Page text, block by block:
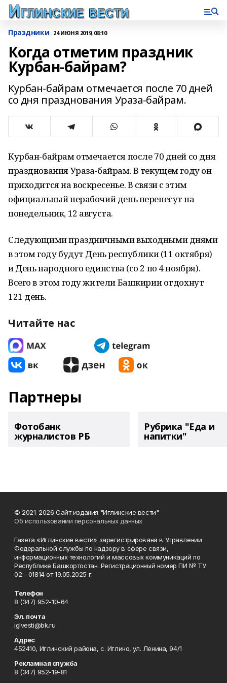
Праздники 24 ИЮНЯ 2019, 08:10
Когда отметим праздник
Курбан-байрам?
Курбан-байрам отмечается после 70 дней
со дня празднования Ураза-байрам.
Курбан-байрам отмечается после 70 дней со дня
празднования Ураза-байрам. В текущем году он
приходится на воскресенье. В связи с этим
официальный нерабочий день перенесут на
понедельник, 12 августа.
Следующими праздничными выходными днями
в этом году будут День республики (11 октября)
и День народного единства (со 2 по 4 ноября).
Всего в этом году жители Башкирии отдохнут
121 день.
Читайте нас
Партнеры
Фотобанк
журналистов РБ
Рубрика "Еда и
напитки"
© 2021-2026 Сайт издания "Иглинские вести"
Об использовании персональных данных
Газета «Иглинские вести» зарегистрирована в Управлении
Федеральной службы по надзору в сфере связи,
информационных технологий и массовых коммуникаций по
Республике Башкортостан. Регистрационный номер ПИ № ТУ
02 - 01814 от 19.05.2025 г.
Телефон
8 (347) 952-10-64
Эл. почта
iglvesti@bk.ru
Адрес
452410, Иглинский района, с. Иглино, ул. Ленина, 94/1
Рекламная служба
8 (347) 952-19-81